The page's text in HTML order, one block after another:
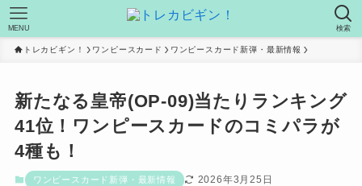
検索
MENU
トレカビギン！ ワンピースカード ワンピースカード新弾・最新情報
新たなる皇帝(OP-09)当たりランキング
41位！ワンピースカードのコミパラが
4種も！
ワンピースカード新弾・最新情報 2026年3月25日